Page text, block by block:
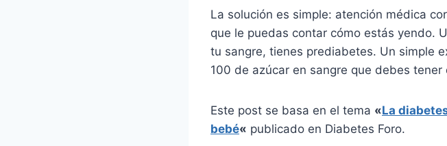
La solución es simple: atención médica
que le puedas contar cómo estás yendo.
tu sangre, tienes prediabetes. Un simple
100 de azúcar en sangre que debes tener
Este post se basa en el tema «La
bebé« publicado en Diabetes Foro.